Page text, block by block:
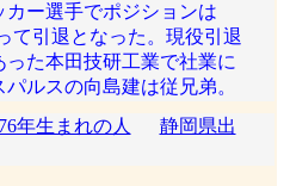
ー選手でポジションは
て引退となった。現役引退
た本田技研工業で社業に
ルスの向島建は従兄弟。
年生まれの人
静岡県出